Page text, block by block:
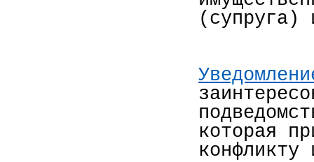
(супруга)
которая
конфликту